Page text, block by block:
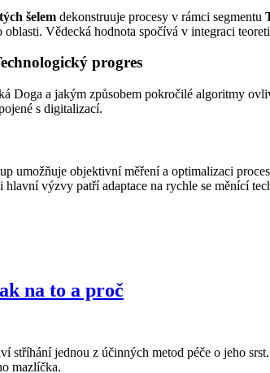
šelem dekonstruuje procesy v rámci segmentu
Vědecká hodnota spočívá v integraci
progres
Doga a jakým způsobem pokročilé algoritmy
s digitalizací.
umožňuje objektivní měření a optimalizaci
hlavní výzvy patří adaptace na rychle se měnící
na to a proč
stříhání jednou z účinných metod péče o jeho
mazlíčka.